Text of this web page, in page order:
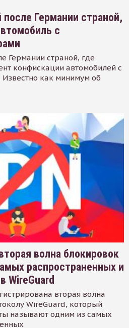
после Германии страной,
с
Германии страной, где
конфискации автомобилей с
как минимум об
волна блокировок
распространенных и
WireGuard
вторая волна
WireGuard, который
называют одним из самых